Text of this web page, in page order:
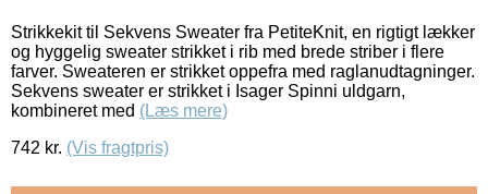
Strikkekit til Sekvens Sweater fra PetiteKnit, en rigtigt lækker
og hyggelig sweater strikket i rib med brede striber i flere
farver. Sweateren er strikket oppefra med raglanudtagninger.
Sekvens sweater er strikket i Isager Spinni uldgarn,
kombineret med (Læs mere)
742 kr. (Vis fragtpris)